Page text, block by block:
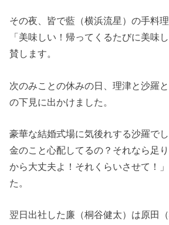
その夜、皆で藍（横浜流星）の手料
「美味しい！帰ってくるたびに美味
賛します。
次のみことの休みの日、理津と沙羅
の下見に出かけました。
豪華な結婚式場に気後れする沙羅で
金のこと心配してるの？それなら足
から大丈夫よ！それくらいさせて！
た。
翌日出社した廉（桐谷健太）は原田